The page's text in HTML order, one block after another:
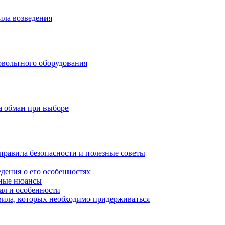
возведения
оборудования
обман при выборе
безопасности и полезные советы
о его особенностях
нюансы
и особенности
которых необходимо придерживаться